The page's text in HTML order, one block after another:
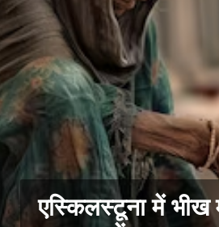
एस्किलस्टूना में भीख